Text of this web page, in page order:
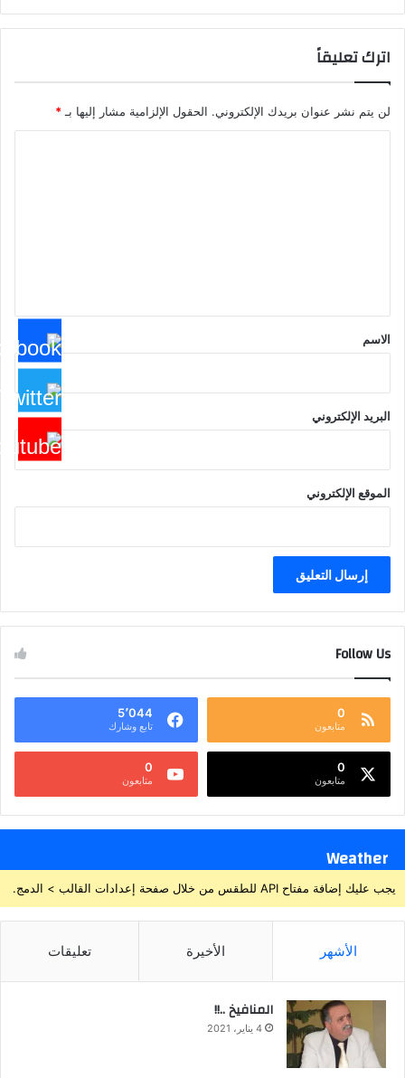
اترك تعليقاً
لن يتم نشر عنوان بريدك الإلكتروني. الحقول الإلزامية مشار إليها بـ*
*
الاسم
البريد الإلكتروني
الموقع الإلكتروني
Follow Us
0
متابعون
5٬044
تابع وشارك
0
متابعون
0
متابعون
Weather
يجب عليك إضافة مفتاح API للطقس من خلال صفحة إعدادات القالب > الدمج.
الأشهر الأخيرة تعليقات
المنافيخ ..!!
4 يناير، 2021